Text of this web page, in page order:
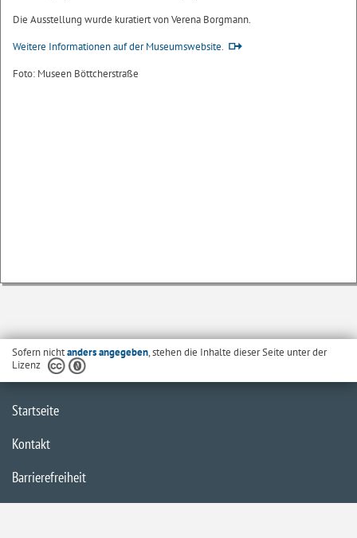
Die Ausstellung wurde kuratiert von Verena Borgmann.
Weitere Informationen auf der Museumswebsite.
Foto: Museen Böttcherstraße
Sofern nichtanders angegeben, stehen die Inhalte dieser Seite unter der
Lizenz
Startseite
Kontakt
Barrierefreiheit